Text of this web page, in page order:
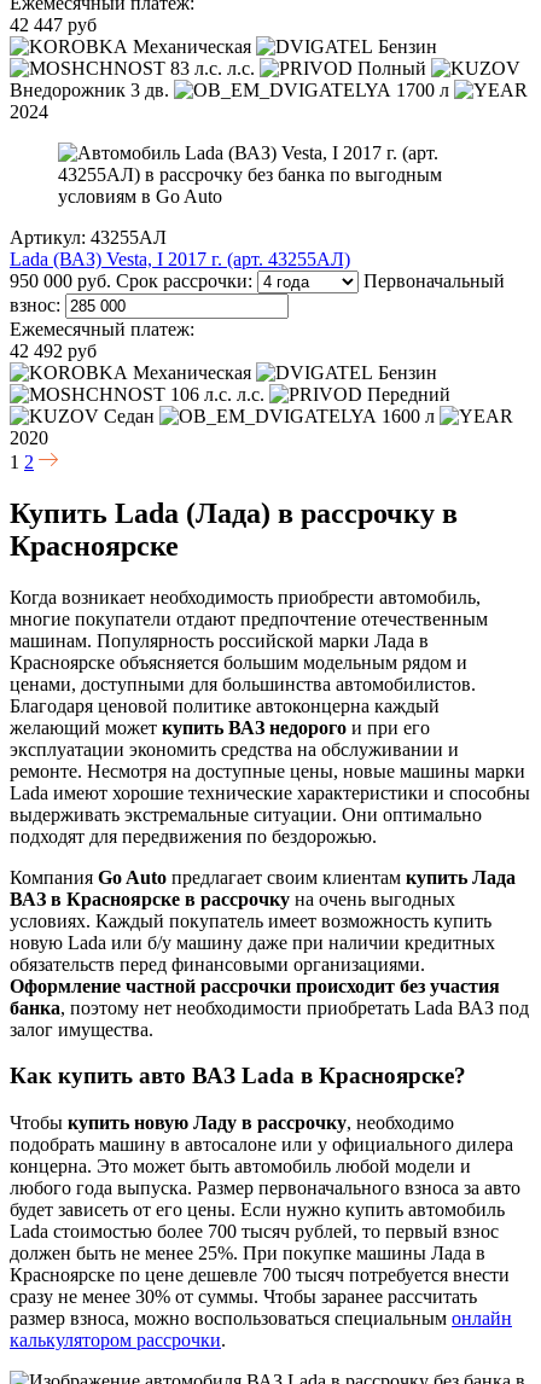
42 447 руб
Механическая
Бензин
83 л.с. л.с.
Полный
Внедорожник 3 дв.
1700 л
2024
Артикул: 43255АЛ
Lada (ВАЗ) Vesta, I 2017 г. (арт. 43255АЛ)
950 000 руб. Срок рассрочки:
Первоначальный
взнос:
Ежемесячный платеж:
42 492 руб
Механическая
Бензин
106 л.с. л.с.
Передний
Седан
1600 л
2020
1 2
Купить Lada (Лада) в рассрочку в
Красноярске
Когда возникает необходимость приобрести автомобиль,
многие покупатели отдают предпочтение отечественным
машинам. Популярность российской марки Лада в
Красноярске объясняется большим модельным рядом и
ценами, доступными для большинства автомобилистов.
Благодаря ценовой политике автоконцерна каждый
желающий может купить ВАЗ недорого и при его
эксплуатации экономить средства на обслуживании и
ремонте. Несмотря на доступные цены, новые машины марки
Lada имеют хорошие технические характеристики и способны
выдерживать экстремальные ситуации. Они оптимально
подходят для передвижения по бездорожью.
Компания Go Auto предлагает своим клиентам купить Лада
ВАЗ в Красноярске в рассрочку на очень выгодных
условиях. Каждый покупатель имеет возможность купить
новую Lada или б/у машину даже при наличии кредитных
обязательств перед финансовыми организациями.
Оформление частной рассрочки происходит без участия
банка, поэтому нет необходимости приобретать Lada ВАЗ под
залог имущества.
Как купить авто ВАЗ Lada в Красноярске?
Чтобы купить новую Ладу в рассрочку, необходимо
подобрать машину в автосалоне или у официального дилера
концерна. Это может быть автомобиль любой модели и
любого года выпуска. Размер первоначального взноса за авто
будет зависеть от его цены. Если нужно купить автомобиль
Lada стоимостью более 700 тысяч рублей, то первый взнос
должен быть не менее 25%. При покупке машины Лада в
Красноярске по цене дешевле 700 тысяч потребуется внести
сразу не менее 30% от суммы. Чтобы заранее рассчитать
размер взноса, можно воспользоваться специальным онлайн
калькулятором рассрочки.